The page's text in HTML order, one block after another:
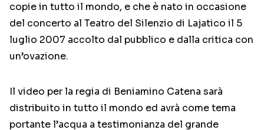
copie in tutto il mondo, e che è nato in occasione
del concerto al Teatro del Silenzio di Lajatico il 5
luglio 2007 accolto dal pubblico e dalla critica con
un’ovazione.
Il video per la regia di Beniamino Catena sarà
distribuito in tutto il mondo ed avrà come tema
portante l’acqua a testimonianza del grande